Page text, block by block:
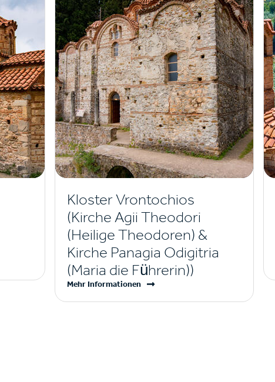
Kloster Vrontochios
(Kirche Agii Theodori
(Heilige Theodoren) &
Kirche Panagia Odigitria
(Maria die Führerin))
Mehr Informationen